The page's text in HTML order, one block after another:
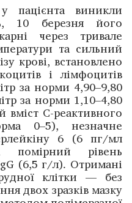
виникли
10 березня його
через тривале
та сильний
крові, встановлено
і лімфоцитів
за норми 4,90–9,80
за норми 1,10–4,80
вміст С-­реактивного
0–5), незначне
6 (6 пг/мл
рівень
(6,5 г/л). Отримані
клітки — без
двох зразків мазку